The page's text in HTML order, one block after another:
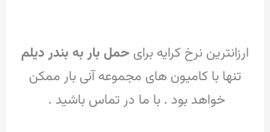
ارزانترین نرخ کرایه برای حمل بار به بندر دیلم
تنها با کامیون های مجموعه آنی بار ممکن
خواهد بود . با ما در تماس باشید .